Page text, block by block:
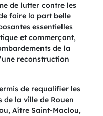
de lutter contre les
faire la part belle
essentielles
et commerçant,
de la
reconstruction
de requalifier les
de la ville de Rouen
Aître Saint-Maclou,